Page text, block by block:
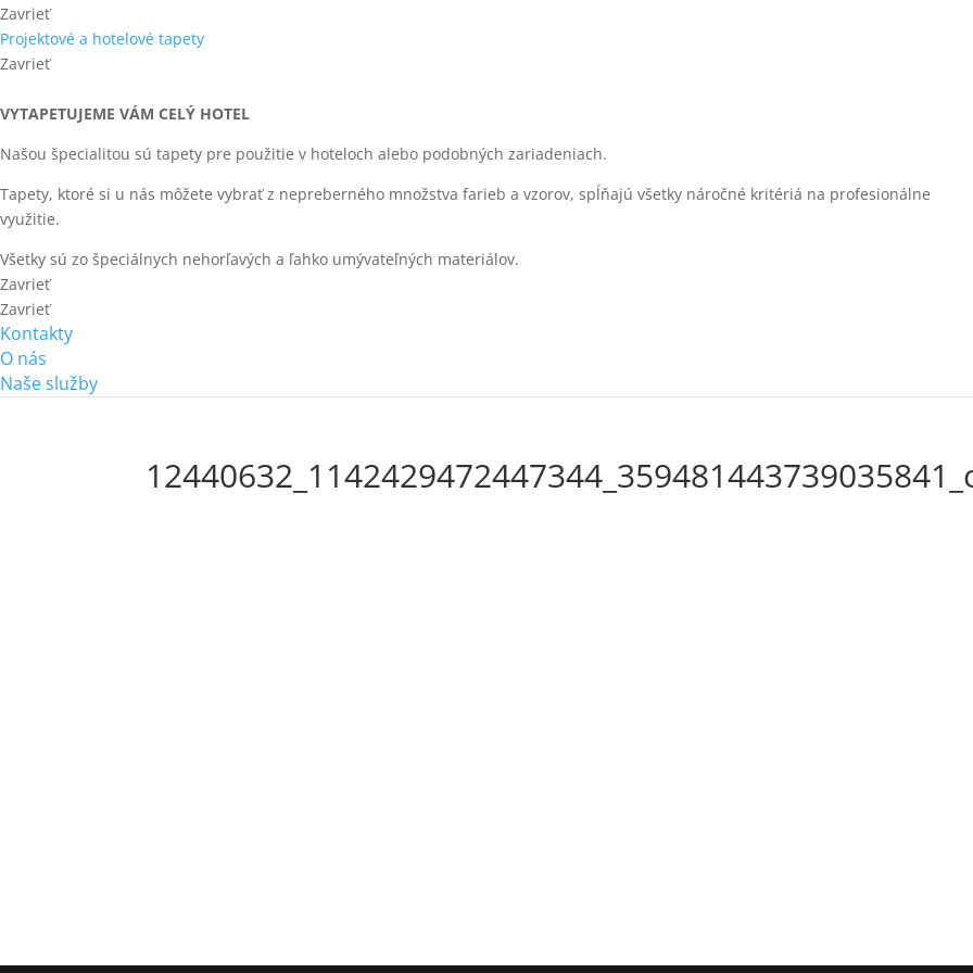
Zavrieť
Projektové a hotelové tapety
Zavrieť
VYTAPETUJEME VÁM CELÝ HOTEL
Našou špecialitou sú tapety pre použitie v hoteloch alebo podobných zariadeniach.
Tapety, ktoré si u nás môžete vybrať z nepreberného množstva farieb a vzorov, spĺňajú všetky náročné kritériá na profesionálne
využitie.
Všetky sú zo špeciálnych nehorľavých a ľahko umývateľných materiálov.
Zavrieť
Zavrieť
Kontakty
O nás
Naše služby